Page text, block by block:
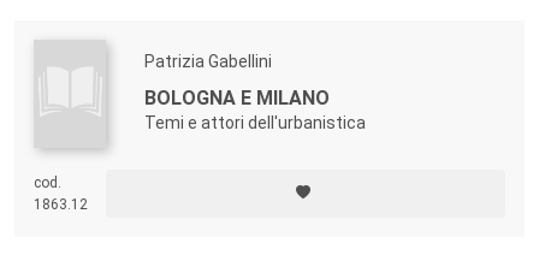
Patrizia Gabellini
BOLOGNA E MILANO
Temi e attori dell'urbanistica
cod.
1863.12